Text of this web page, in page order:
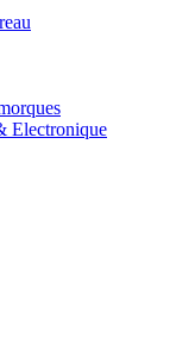
Electronique